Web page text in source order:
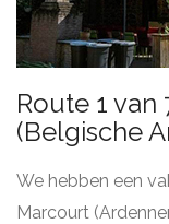
Route 1
(Belgische
We hebben een
Marcourt